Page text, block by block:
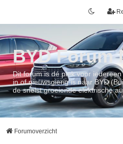
BYD Forum
Dit forum is dé plek voor
in of nieuwsgierig is naar BYD
de snelst groeiende elektrische
Forumoverzicht